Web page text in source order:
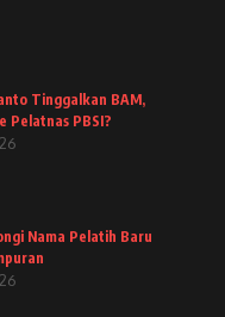
Tinggalkan BAM,
Pelatnas PBSI?
Nama Pelatih Baru